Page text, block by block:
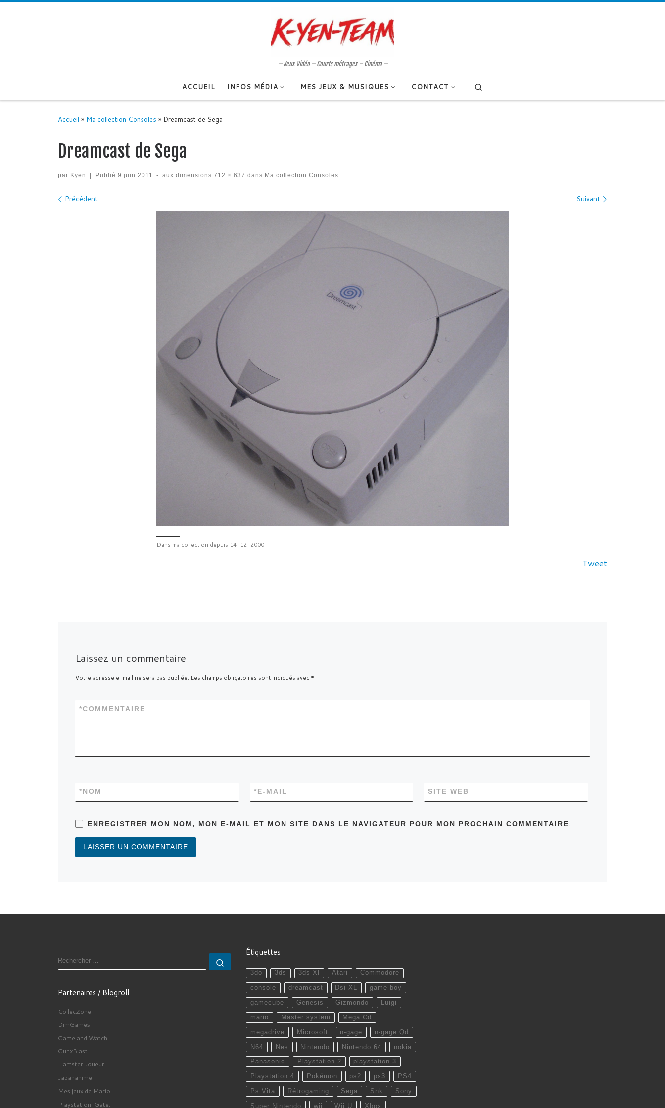
– Jeux Vidéo – Courts métrages – Cinéma –
ACCUEIL INFOS MÉDIA MES JEUX & MUSIQUES CONTACT
Accueil » Ma collection Consoles » Dreamcast de Sega
Dreamcast de Sega
par Kyen | Publié 9 juin 2011 - aux dimensions 712 × 637 dans Ma collection Consoles
Navigation des images
Précédent Suivant
Dans ma collection depuis 14-12-2000
Tweet
Laissez un commentaire
Votre adresse e-mail ne sera pas publiée. Les champs obligatoires sont indiqués avec *
COMMENTAIRE
*
NOM
* E-MAIL
* SITE WEB
ENREGISTRER MON NOM, MON E-MAIL ET MON SITE DANS LE NAVIGATEUR POUR MON PROCHAIN COMMENTAIRE.
RECHERCHER
Partenaires / Blogroll
CollecZone
DimGames.
Game and Watch
GunxBlast
Hamster Joueur
Japananime
Mes jeux de Mario
Playstation-Gate.
Étiquettes
3do 3ds 3ds Xl Atari Commodore
console dreamcast Dsi XL game boy
gamecube Genesis Gizmondo Luigi
mario Master system Mega Cd
megadrive Microsoft n-gage n-gage Qd
N64 Nes Nintendo Nintendo 64 nokia
Panasonic Playstation 2 playstation 3
Playstation 4 Pokémon ps2 ps3 PS4
Ps Vita Rétrogaming Sega Snk Sony
Super Nintendo wii Wii U Xbox